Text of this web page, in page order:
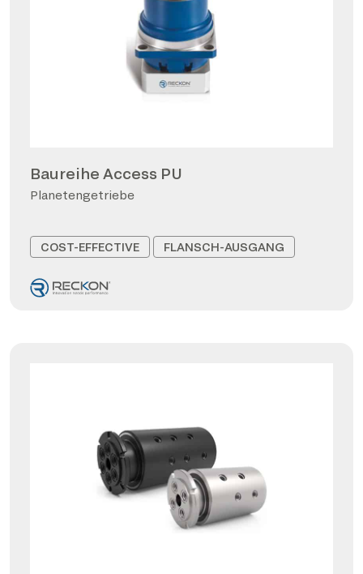
Baureihe Access PU
Planetengetriebe
COST-EFFECTIVE FLANSCH-AUSGANG